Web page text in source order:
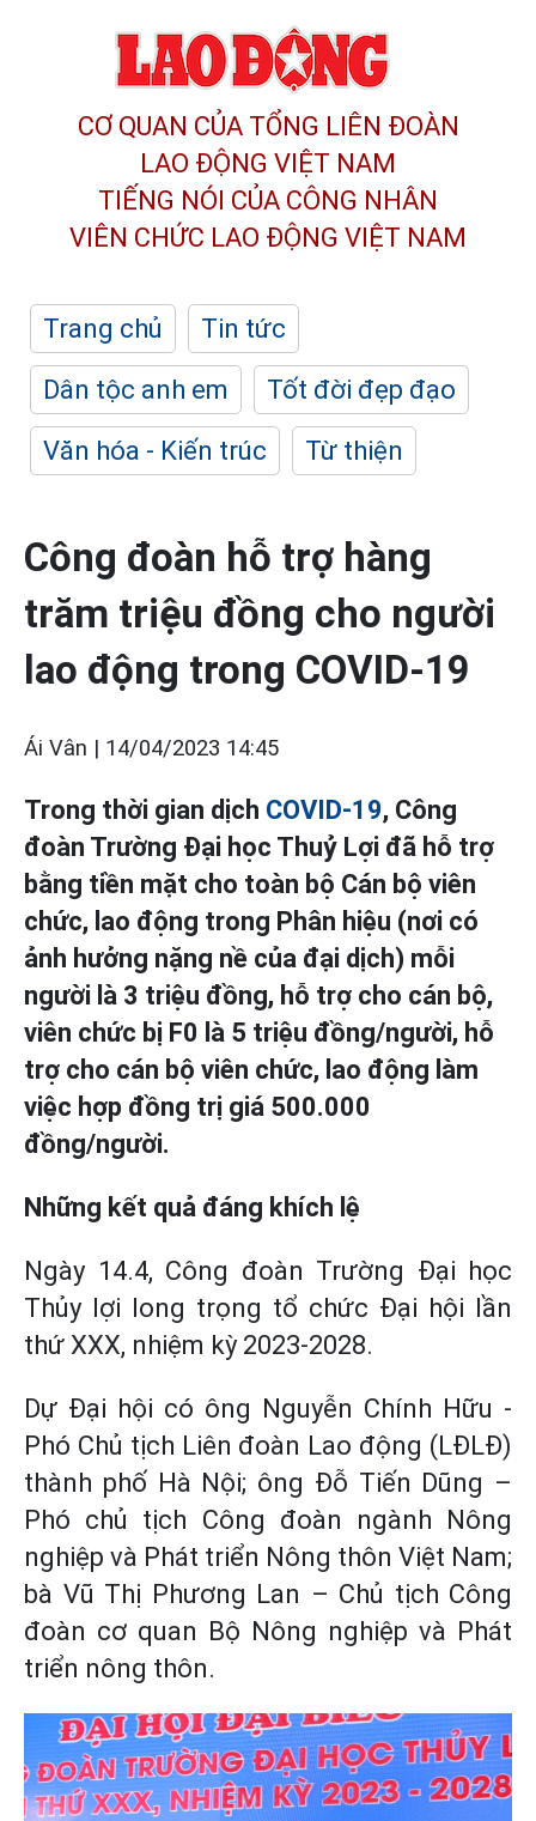
CƠ QUAN CỦA TỔNG LIÊN ĐOÀN
LAO ĐỘNG VIỆT NAM
TIẾNG NÓI CỦA CÔNG NHÂN
VIÊN CHỨC LAO ĐỘNG VIỆT NAM
Trang chủ Tin tức
Dân tộc anh em Tốt đời đẹp đạo
Văn hóa - Kiến trúc Từ thiện
Công đoàn hỗ trợ hàng
trăm triệu đồng cho người
lao động trong COVID-19
Ái Vân | 14/04/2023 14:45
Trong thời gian dịch COVID-19, Công
đoàn Trường Đại học Thuỷ Lợi đã hỗ trợ
bằng tiền mặt cho toàn bộ Cán bộ viên
chức, lao động trong Phân hiệu (nơi có
ảnh hưởng nặng nề của đại dịch) mỗi
người là 3 triệu đồng, hỗ trợ cho cán bộ,
viên chức bị F0 là 5 triệu đồng/người, hỗ
trợ cho cán bộ viên chức, lao động làm
việc hợp đồng trị giá 500.000
đồng/người.
Những kết quả đáng khích lệ
Ngày 14.4, Công đoàn Trường Đại học
Thủy lợi long trọng tổ chức Đại hội lần
thứ XXX, nhiệm kỳ 2023-2028.
Dự Đại hội có ông Nguyễn Chính Hữu -
Phó Chủ tịch Liên đoàn Lao động (LĐLĐ)
thành phố Hà Nội; ông Đỗ Tiến Dũng –
Phó chủ tịch Công đoàn ngành Nông
nghiệp và Phát triển Nông thôn Việt Nam;
bà Vũ Thị Phương Lan – Chủ tịch Công
đoàn cơ quan Bộ Nông nghiệp và Phát
triển nông thôn.